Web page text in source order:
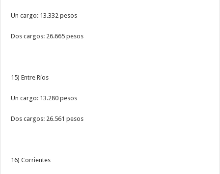
Un cargo: 13.332 pesos
Dos cargos: 26.665 pesos
15) Entre Ríos
Un cargo: 13.280 pesos
Dos cargos: 26.561 pesos
16) Corrientes